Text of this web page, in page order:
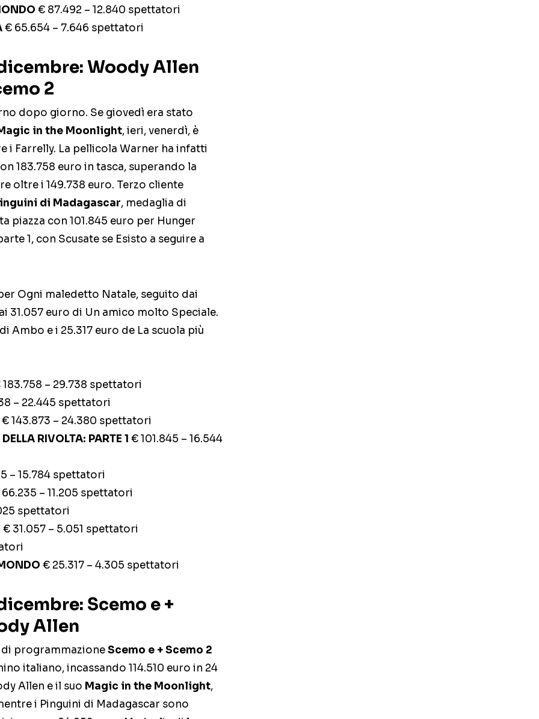
€ 87.492 – 12.840 spettatori
€ 65.654 – 7.646 spettatori
Woody Allen
2
dopo giorno. Se giovedì era stato
in the Moonlight, ieri, venerdì, è
i Farrelly. La pellicola Warner ha infatti
183.758 euro in tasca, superando la
oltre i 149.738 euro. Terzo cliente
di Madagascar, medaglia di
piazza con 101.845 euro per Hunger
1, con Scusate se Esisto a seguire a
Ogni maledetto Natale, seguito dai
31.057 euro di Un amico molto Speciale.
Ambo e i 25.317 euro de La scuola più
183.758 – 29.738 spettatori
– 22.445 spettatori
€ 143.873 – 24.380 spettatori
RIVOLTA: PARTE 1 € 101.845 – 16.544
– 15.784 spettatori
– 11.205 spettatori
spettatori
€ 31.057 – 5.051 spettatori
€ 25.317 – 4.305 spettatori
Scemo e +
Allen
programmazioneScemo e + Scemo 2
italiano, incassando 114.510 euro in 24
Allen e il suo Magic in the Moonlight,
i Pinguini di Madagascar sono